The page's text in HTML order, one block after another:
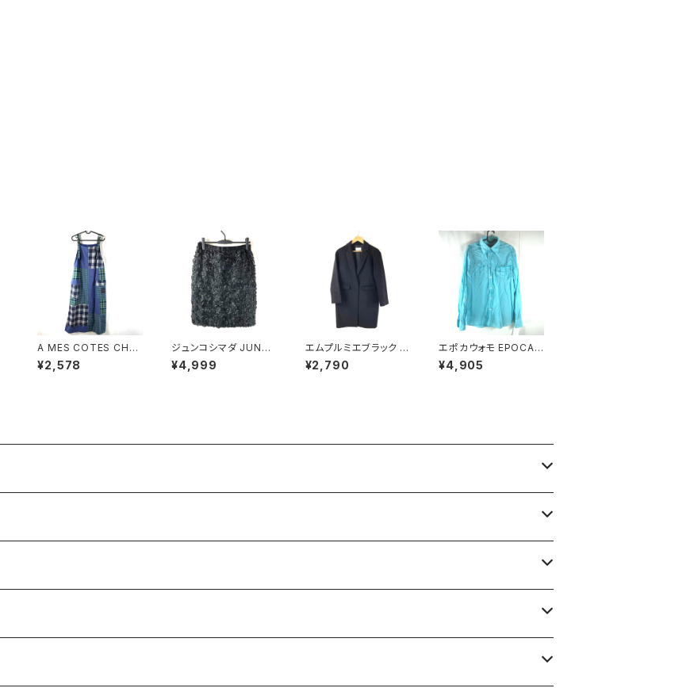
A MES COTES CHA
QUE ジャンパースカー
ト チェック柄 ポケット
¥2,578
ジュンコシマダ JUNK
O SHIMADA スカート
リボン シースルー タグ
¥4,999
エムプルミエブラック M
-premier BLACK コ
ート 日本製 無地 スナッ
¥2,790
エポカウォモ EPOCA
UOMO シャツ 長袖 綿
100％ 水色 48サイズ
¥4,905